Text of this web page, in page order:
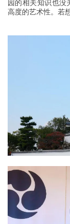
园的相关知识也没
高度的艺术性。若